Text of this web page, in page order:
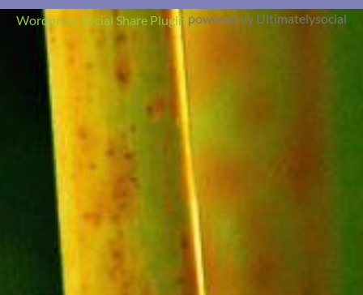
Wordpress Social Share Plugin powered by Ultimatelysocial